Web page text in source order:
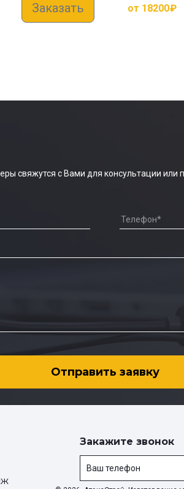
Заказать от 18200₽
свяжутся с Вами для консультации или
Отправить заявку
Закажите звонок